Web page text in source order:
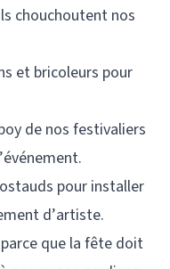
chouchoutent nos
et bricoleurs pour
de nos festivaliers
pour installer
d’artiste.
que la fête doit